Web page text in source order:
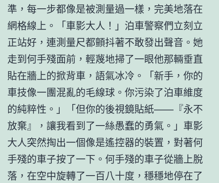
準，每一步都像是被測量過一樣，完美地落在
網格線上。「車影大人！」泊車警察們立刻立
正站好，連測量尺都顫抖著不敢發出聲音。她
走到何手殘面前，輕蔑地掃了一眼他那輛垂直
貼在牆上的掀背車，語氣冰冷。「新手，你的
車技像一團混亂的毛線球。你污染了泊車維度
的純粹性。」「但你的後視鏡貼紙——『永不
放棄』，讓我看到了一絲愚蠢的勇氣。」車影
大人突然掏出一個像是遙控器的裝置，對著何
手殘的車子按了一下。何手殘的車子從牆上脫
落，在空中旋轉了一百八十度，穩穩地停在了